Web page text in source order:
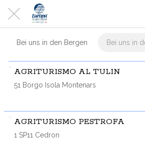
Bei uns in den Bergen Bei uns in
AGRITURISMO AL TULIN
51 Borgo Isola Montenars
AGRITURISMO PESTROFA
1 SP11 Cedron